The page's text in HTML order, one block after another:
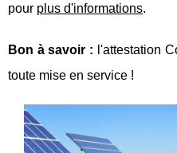
pour plus d'informations.
Bon à savoir : l'attestation
toute mise en service !